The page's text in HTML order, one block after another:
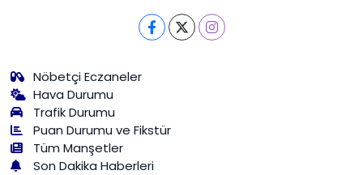
Nöbetçi Eczaneler
Hava Durumu
Trafik Durumu
Puan Durumu ve Fikstür
Tüm Manşetler
Son Dakika Haberleri